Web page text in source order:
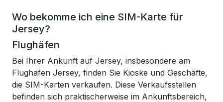
Wo bekomme ich eine SIM-Karte für
Jersey?
Flughäfen
Bei Ihrer Ankunft auf Jersey, insbesondere am
Flughafen Jersey, finden Sie Kioske und Geschäfte,
die SIM-Karten verkaufen. Diese Verkaufsstellen
befinden sich praktischerweise im Ankunftsbereich,